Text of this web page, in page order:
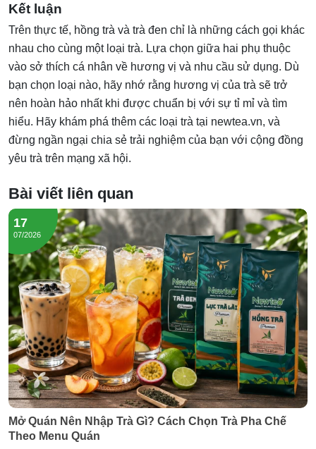
Kết luận
Trên thực tế, hồng trà và trà đen chỉ là những cách gọi khác
nhau cho cùng một loại trà. Lựa chọn giữa hai phụ thuộc
vào sở thích cá nhân về hương vị và nhu cầu sử dụng. Dù
bạn chọn loại nào, hãy nhớ rằng hương vị của trà sẽ trở
nên hoàn hảo nhất khi được chuẩn bị với sự tỉ mỉ và tìm
hiểu. Hãy khám phá thêm các loại trà tại newtea.vn, và
đừng ngần ngại chia sẻ trải nghiệm của bạn với cộng đồng
yêu trà trên mạng xã hội.
Bài viết liên quan
17
07/2026
Mở Quán Nên Nhập Trà Gì? Cách Chọn Trà Pha Chế
Theo Menu Quán